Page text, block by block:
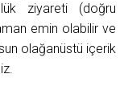
ziyareti (doğru
emin olabilir ve
olağanüstü içerik